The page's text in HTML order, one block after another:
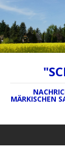
MÄRKISCHEN